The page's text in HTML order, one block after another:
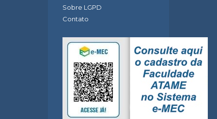
Sobre LGPD
Contato